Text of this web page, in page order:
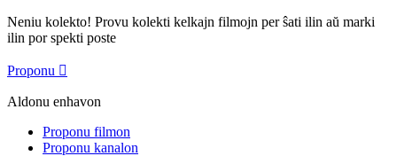
Neniu kolekto! Provu kolekti kelkajn filmojn per ŝati ilin aŭ marki
ilin por spekti poste
Proponu 
Aldonu enhavon
Proponu filmon
Proponu kanalon